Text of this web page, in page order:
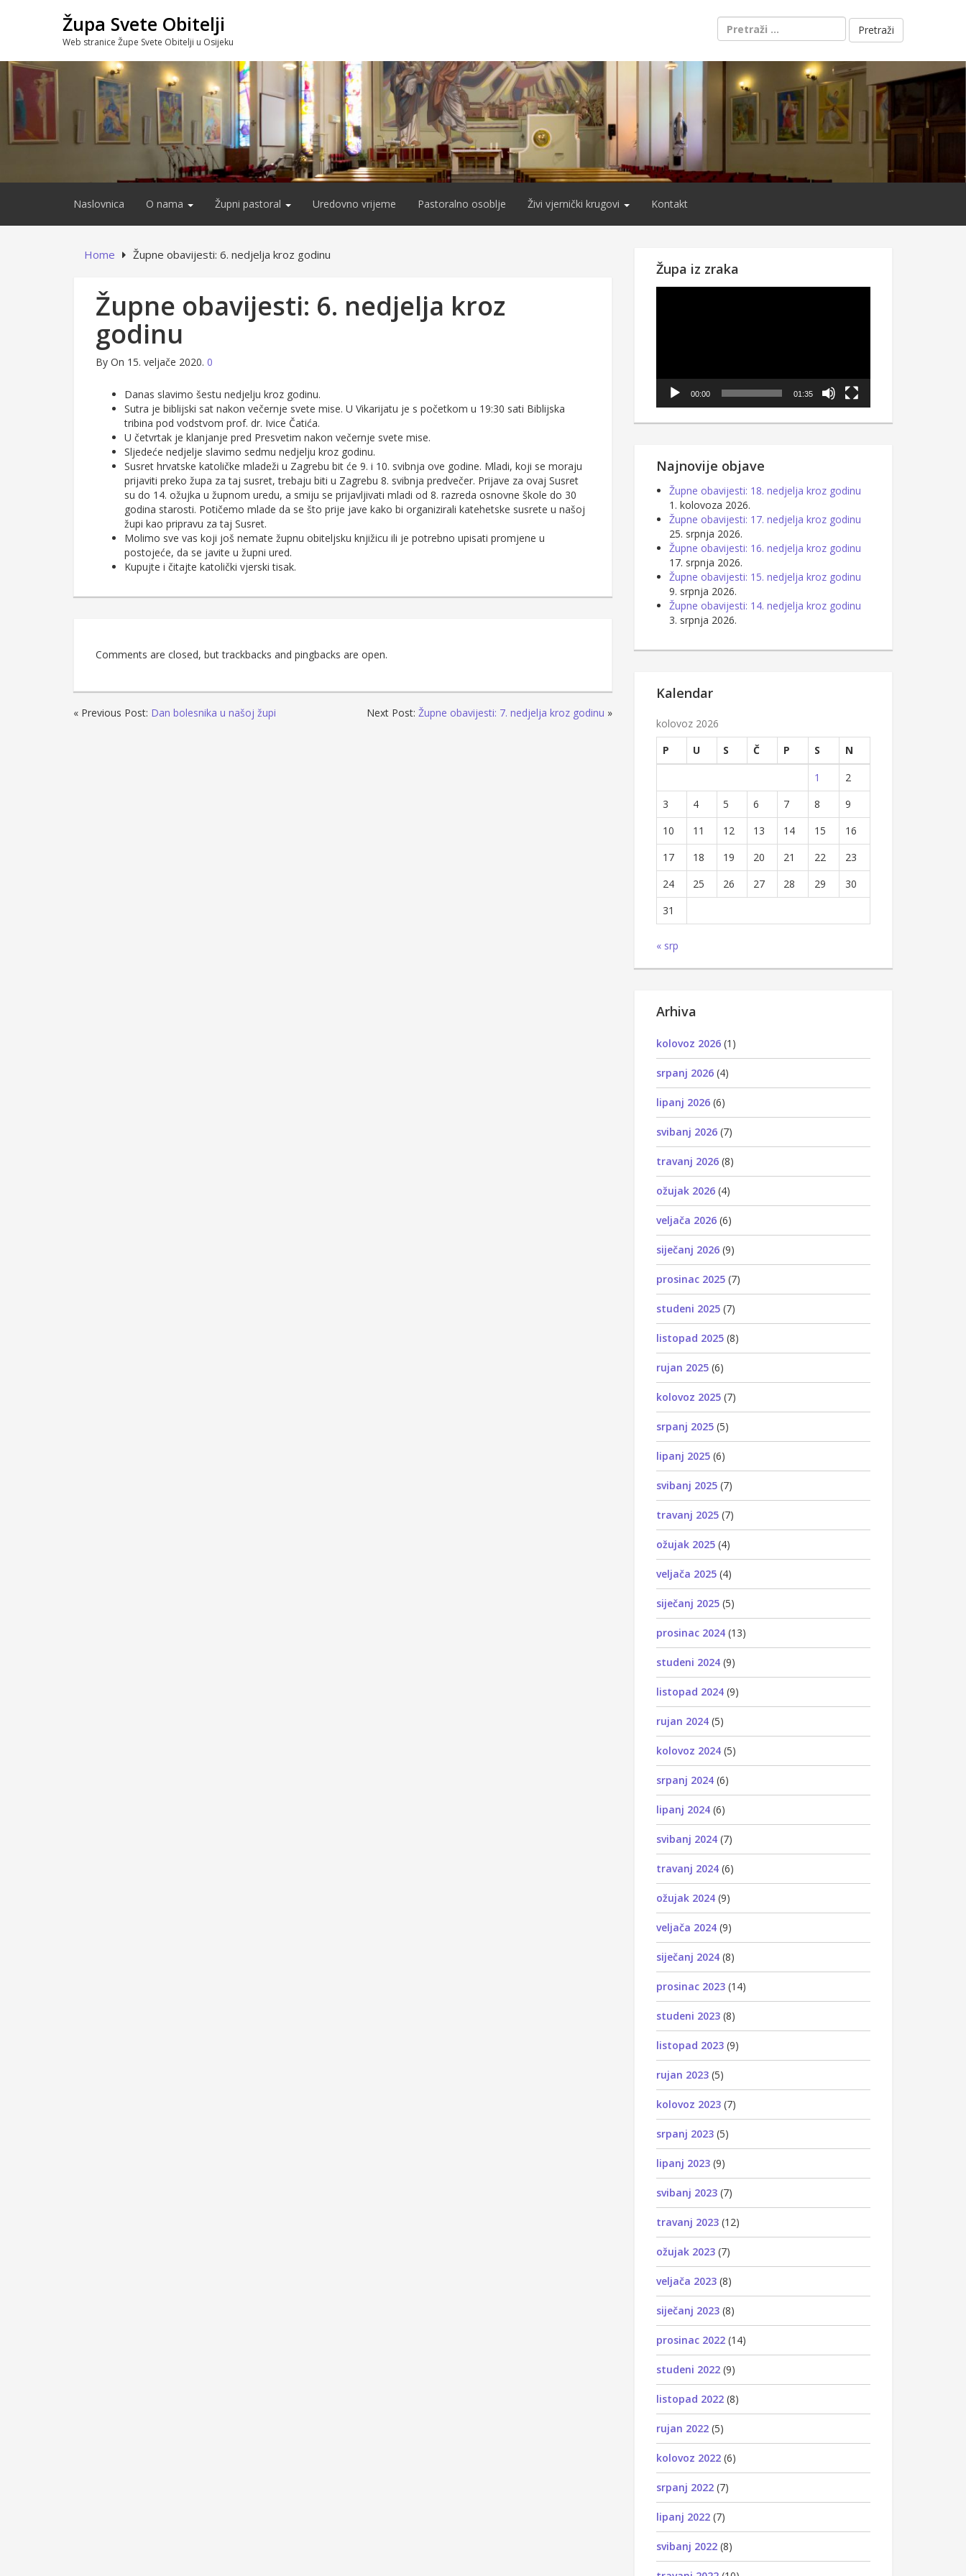
Župa Svete Obitelji
Web stranice Župe Svete Obitelji u Osijeku
Pretraži:
Naslovnica O nama Župni pastoral Uredovno vrijeme Pastoralno osoblje Živi vjernički krugovi Kontakt
Home Župne obavijesti: 6. nedjelja kroz godinu
Župne obavijesti: 6. nedjelja kroz
godinu
By On 15. veljače 2020. 0
Danas slavimo šestu nedjelju kroz godinu.
Sutra je biblijski sat nakon večernje svete mise. U Vikarijatu je s početkom u 19:30 sati Biblijska
tribina pod vodstvom prof. dr. Ivice Čatića.
U četvrtak je klanjanje pred Presvetim nakon večernje svete mise.
Sljedeće nedjelje slavimo sedmu nedjelju kroz godinu.
Susret hrvatske katoličke mladeži u Zagrebu bit će 9. i 10. svibnja ove godine. Mladi, koji se moraju
prijaviti preko župa za taj susret, trebaju biti u Zagrebu 8. svibnja predvečer. Prijave za ovaj Susret
su do 14. ožujka u župnom uredu, a smiju se prijavljivati mladi od 8. razreda osnovne škole do 30
godina starosti. Potičemo mlade da se što prije jave kako bi organizirali katehetske susrete u našoj
župi kao pripravu za taj Susret.
Molimo sve vas koji još nemate župnu obiteljsku knjižicu ili je potrebno upisati promjene u
postojeće, da se javite u župni ured.
Kupujte i čitajte katolički vjerski tisak.
Comments are closed, but trackbacks and pingbacks are open.
« Previous Post: Dan bolesnika u našoj župi Next Post: Župne obavijesti: 7. nedjelja kroz godinu »
Župa iz zraka
00:00 01:35
Najnovije objave
Župne obavijesti: 18. nedjelja kroz godinu
1. kolovoza 2026.
Župne obavijesti: 17. nedjelja kroz godinu
25. srpnja 2026.
Župne obavijesti: 16. nedjelja kroz godinu
17. srpnja 2026.
Župne obavijesti: 15. nedjelja kroz godinu
9. srpnja 2026.
Župne obavijesti: 14. nedjelja kroz godinu
3. srpnja 2026.
Kalendar
kolovoz 2026
P
U S Č P S
N
1
2
3
4 5 6 7 8
9
10
11 12 13 14 15
16
17
18 19 20 21 22
23
24
25 26 27 28 29
30
31
« srp
Arhiva
kolovoz 2026 (1)
srpanj 2026 (4)
lipanj 2026 (6)
svibanj 2026 (7)
travanj 2026 (8)
ožujak 2026 (4)
veljača 2026 (6)
siječanj 2026 (9)
prosinac 2025 (7)
studeni 2025 (7)
listopad 2025 (8)
rujan 2025 (6)
kolovoz 2025 (7)
srpanj 2025 (5)
lipanj 2025 (6)
svibanj 2025 (7)
travanj 2025 (7)
ožujak 2025 (4)
veljača 2025 (4)
siječanj 2025 (5)
prosinac 2024 (13)
studeni 2024 (9)
listopad 2024 (9)
rujan 2024 (5)
kolovoz 2024 (5)
srpanj 2024 (6)
lipanj 2024 (6)
svibanj 2024 (7)
travanj 2024 (6)
ožujak 2024 (9)
veljača 2024 (9)
siječanj 2024 (8)
prosinac 2023 (14)
studeni 2023 (8)
listopad 2023 (9)
rujan 2023 (5)
kolovoz 2023 (7)
srpanj 2023 (5)
lipanj 2023 (9)
svibanj 2023 (7)
travanj 2023 (12)
ožujak 2023 (7)
veljača 2023 (8)
siječanj 2023 (8)
prosinac 2022 (14)
studeni 2022 (9)
listopad 2022 (8)
rujan 2022 (5)
kolovoz 2022 (6)
srpanj 2022 (7)
lipanj 2022 (7)
svibanj 2022 (8)